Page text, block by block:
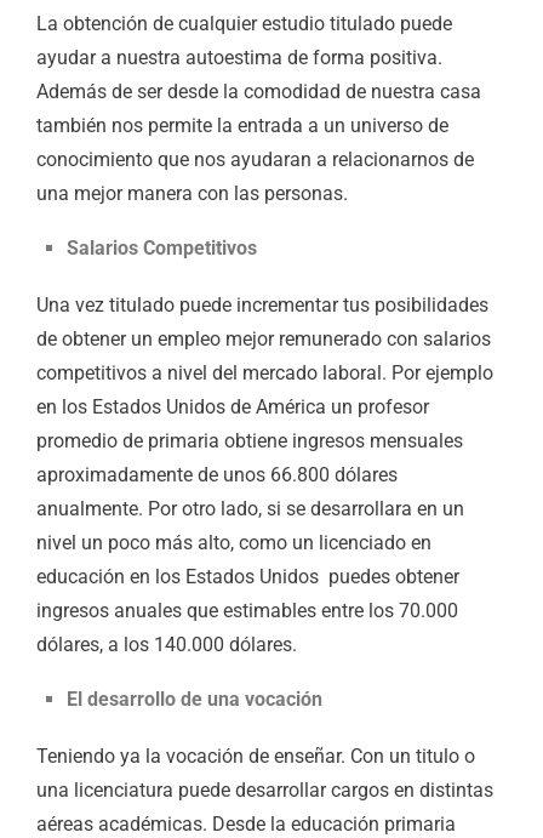
La obtención de cualquier estudio titulado puede
ayudar a nuestra autoestima de forma positiva.
Además de ser desde la comodidad de nuestra casa
también nos permite la entrada a un universo de
conocimiento que nos ayudaran a relacionarnos de
una mejor manera con las personas.
Salarios Competitivos
Una vez titulado puede incrementar tus posibilidades
de obtener un empleo mejor remunerado con salarios
competitivos a nivel del mercado laboral. Por ejemplo
en los Estados Unidos de América un profesor
promedio de primaria obtiene ingresos mensuales
aproximadamente de unos 66.800 dólares
anualmente. Por otro lado, si se desarrollara en un
nivel un poco más alto, como un licenciado en
educación en los Estados Unidos puedes obtener
ingresos anuales que estimables entre los 70.000
dólares, a los 140.000 dólares.
El desarrollo de una vocación
Teniendo ya la vocación de enseñar. Con un titulo o
una licenciatura puede desarrollar cargos en distintas
aéreas académicas. Desde la educación primaria